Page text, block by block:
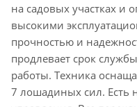
на садовых участках и
высокими
прочностью и
продлевает срок
работы. Техника
7 лошадиных сил. Есть